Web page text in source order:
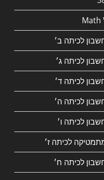
Math
לכיתה ב׳
לכיתה ג׳
לכיתה ד׳
לכיתה ה׳
לכיתה ו׳
לכיתה ז׳
לכיתה ח׳